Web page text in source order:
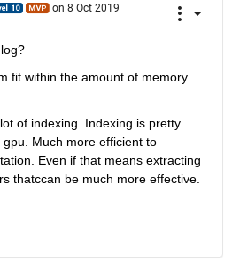
on 8 Oct 2019
fit within the amount of memory
of indexing. Indexing is pretty
Much more efficient to
Even if that means extracting
thatccan be much more effective.